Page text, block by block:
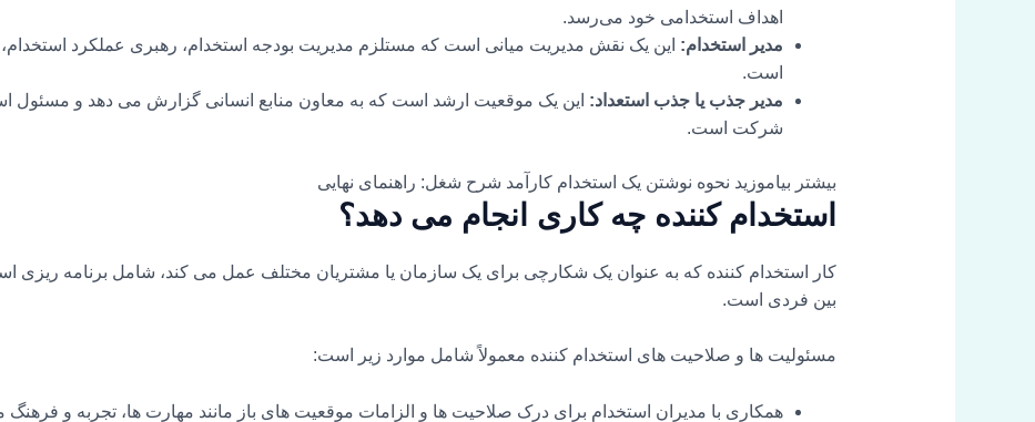
اهداف استخدامی خود می‌رسد.
مدیر استخدام: این یک نقش مدیریت میانی است که مستلزم مدیریت بودجه استخدام، رهبری عملکرد استخدام،
است.
مدیر جذب یا جذب استعداد: این یک موقعیت ارشد است که به معاون منابع انسانی گزارش می دهد و مسئول
شرکت است.
بیشتر بیاموزید نحوه نوشتن یک استخدام کارآمد شرح شغل: راهنمای نهایی
استخدام کننده چه کاری انجام می دهد؟
کار استخدام کننده که به عنوان یک شکارچی برای یک سازمان یا مشتریان مختلف عمل می کند، شامل برنامه ریزی
بین فردی است.
مسئولیت ها و صلاحیت های استخدام کننده معمولاً شامل موارد زیر است:
همکاری با مدیران استخدام برای درک صلاحیت ها و الزامات موقعیت های باز مانند مهارت ها، تجربه و